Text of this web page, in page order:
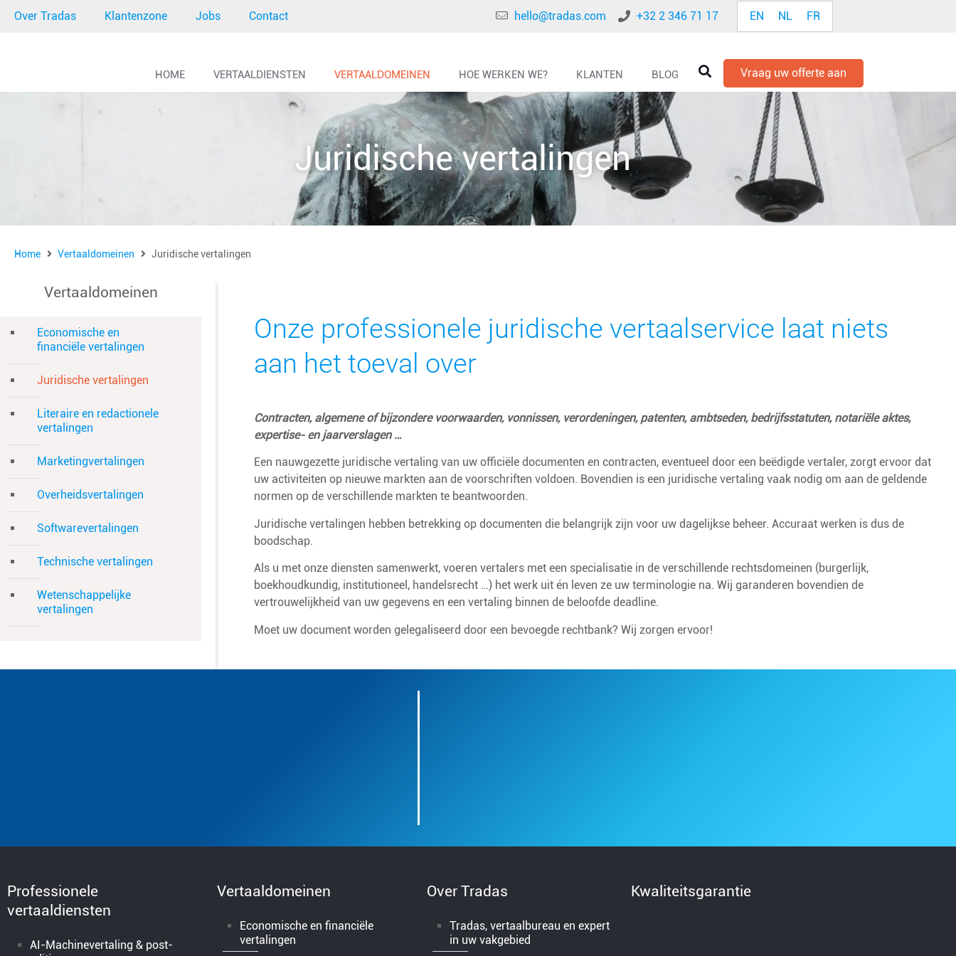
Over Tradas Klantenzone Jobs Contact hello@tradas.com +32 2 346 71 17 EN NL FR
HOME VERTAALDIENSTEN VERTAALDOMEINEN HOE WERKEN WE? KLANTEN BLOG Vraag uw offerte aan
Juridische vertalingen
Home Vertaaldomeinen Juridische vertalingen
Vertaaldomeinen
Economische en
financiële vertalingen
Juridische vertalingen
Literaire en redactionele
vertalingen
Marketingvertalingen
Overheidsvertalingen
Softwarevertalingen
Technische vertalingen
Wetenschappelijke
vertalingen
Onze professionele juridische vertaalservice laat niets
aan het toeval over
Contracten, algemene of bijzondere voorwaarden, vonnissen, verordeningen, patenten, ambtseden, bedrijfsstatuten, notariële aktes,
expertise- en jaarverslagen …
Een nauwgezette juridische vertaling van uw officiële documenten en contracten, eventueel door een beëdigde vertaler, zorgt ervoor dat
uw activiteiten op nieuwe markten aan de voorschriften voldoen. Bovendien is een juridische vertaling vaak nodig om aan de geldende
normen op de verschillende markten te beantwoorden.
Juridische vertalingen hebben betrekking op documenten die belangrijk zijn voor uw dagelijkse beheer. Accuraat werken is dus de
boodschap.
Als u met onze diensten samenwerkt, voeren vertalers met een specialisatie in de verschillende rechtsdomeinen (burgerlijk,
boekhoudkundig, institutioneel, handelsrecht …) het werk uit én leven ze uw terminologie na. Wij garanderen bovendien de
vertrouwelijkheid van uw gegevens en een vertaling binnen de beloofde deadline.
Moet uw document worden gelegaliseerd door een bevoegde rechtbank? Wij zorgen ervoor!
Professionele
vertaaldiensten
AI-Machinevertaling & post-
Vertaaldomeinen
Economische en financiële
vertalingen
Over Tradas
Tradas, vertaalbureau en expert
in uw vakgebied
Kwaliteitsgarantie